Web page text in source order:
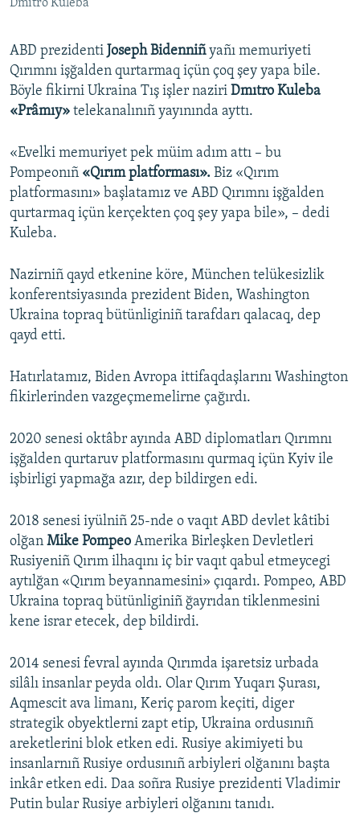
RFE/RS bütün saytları
Dmıtro Kuleba
ABD prezidenti Joseph Bidenniñyañı memuriyeti
Qırımnı işğalden qurtarmaq içün çoq şey yapa bile.
Böyle fikirni Ukraina Tış işler naziri Dmıtro Kuleba
«Prâmıy» telekanalınıñ yayınında ayttı.
«Evelki memuriyet pek müim adım attı – bu
Pompeonıñ «Qırım platforması». Biz «Qırım
platformasını» başlatamız ve ABD Qırımnı işğalden
qurtarmaq içün kerçekten çoq şey yapa bile», – dedi
Kuleba.
Nazirniñ qayd etkenine köre, München telükesizlik
konferentsiyasında prezident Biden, Washington
Ukraina topraq bütünliginiñ tarafdarı qalacaq, dep
qayd etti.
Hatırlatamız, Biden Avropa ittifaqdaşlarını Washington
fikirlerinden vazgeçmemelirne çağırdı.
2020 senesi oktâbr ayında ABD diplomatları Qırımnı
işğalden qurtaruv platformasını qurmaq içün Kyiv ile
işbirligi yapmağa azır, dep bildirgen edi.
2018 senesi iyülniñ 25-nde o vaqıt ABD devlet kâtibi
olğan Mike Pompeo Amerika Birleşken Devletleri
Rusiyeniñ Qırım ilhaqını iç bir vaqıt qabul etmeycegi
aytılğan «Qırım beyannamesini» çıqardı. Pompeo, ABD
Ukraina topraq bütünliginiñ ğayrıdan tiklenmesini
kene israr etecek, dep bildirdi.
2014 senesi fevral ayında Qırımda işaretsiz urbada
silâlı insanlar peyda oldı. Olar Qırım Yuqarı Şurası,
Aqmescit ava limanı, Keriç parom keçiti, diger
strategik obyektlerni zapt etip, Ukraina ordusınıñ
areketlerini blok etken edi. Rusiye akimiyeti bu
insanlarnıñ Rusiye ordusınıñ arbiyleri olğanını başta
inkâr etken edi. Daa soñra Rusiye prezidenti Vladimir
Putin bular Rusiye arbiyleri olğanını tanıdı.